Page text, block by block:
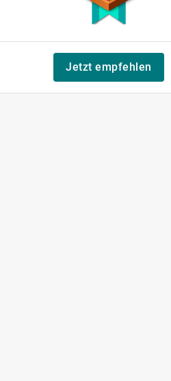
Jetzt empfehlen